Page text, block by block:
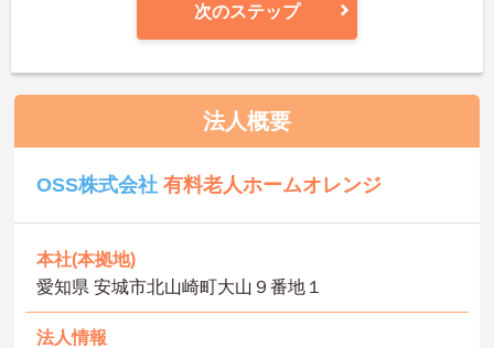
次のステップ
法人概要
OSS株式会社有料老人ホームオレンジ
本社(本拠地)
愛知県 安城市北山崎町大山９番地１
法人情報